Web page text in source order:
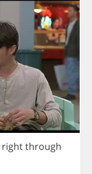
rightthrough